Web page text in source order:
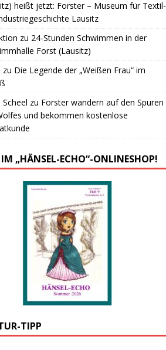
heißt jetzt: Forster – Museum für Textil-
Lausitz
zu 24-Stunden Schwimmen in der
Forst (Lausitz)
zu Die Legende der „Weißen Frau“ im
Scheel zu Forster wandern auf den Spuren
und bekommen kostenlose
„HÄNSEL-ECHO“-ONLINESHOP!
TIPP